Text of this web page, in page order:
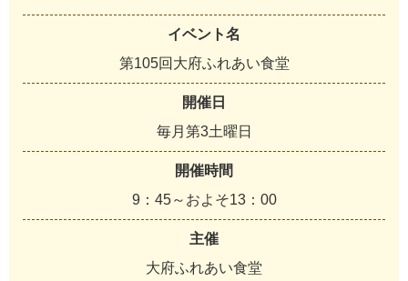
イベント名
第105回大府ふれあい食堂
開催日
毎月第3土曜日
開催時間
9：45～およそ13：00
主催
大府ふれあい食堂